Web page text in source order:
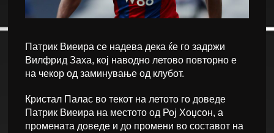
Патрик Виеира се надева дека ќе го задржи
Вилфрид Заха, кој наводно летово повторно е
на чекор од заминување од клубот.
Кристал Палас во текот на летото го доведе
Патрик Виеира на местото од Рој Хоџсон, а
промената доведе и до промени во составот на